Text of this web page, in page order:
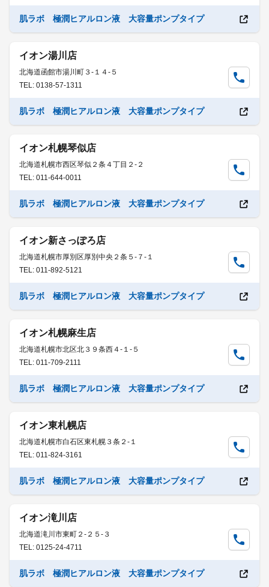
肌ラボ 極潤ヒアルロン液 大容量ポンプタイプ
イオン湯川店
北海道函館市湯川町３-１４-５
TEL: 0138-57-1311
肌ラボ 極潤ヒアルロン液 大容量ポンプタイプ
イオン札幌琴似店
北海道札幌市西区琴似２条４丁目２-２
TEL: 011-644-0011
肌ラボ 極潤ヒアルロン液 大容量ポンプタイプ
イオン新さっぽろ店
北海道札幌市厚別区厚別中央２条５-７-１
TEL: 011-892-5121
肌ラボ 極潤ヒアルロン液 大容量ポンプタイプ
イオン札幌麻生店
北海道札幌市北区北３９条西４-１-５
TEL: 011-709-2111
肌ラボ 極潤ヒアルロン液 大容量ポンプタイプ
イオン東札幌店
北海道札幌市白石区東札幌３条２-１
TEL: 011-824-3161
肌ラボ 極潤ヒアルロン液 大容量ポンプタイプ
イオン滝川店
北海道滝川市東町２-２５-３
TEL: 0125-24-4711
肌ラボ 極潤ヒアルロン液 大容量ポンプタイプ